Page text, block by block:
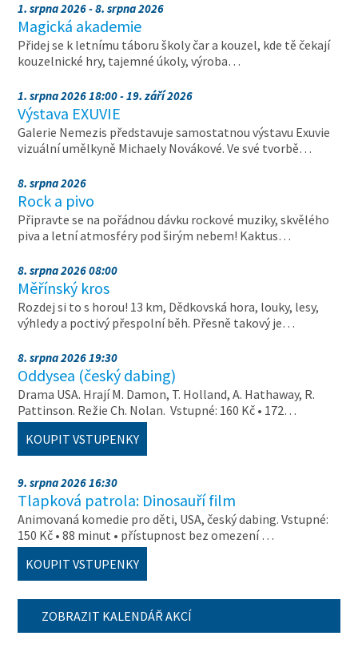
1. srpna 2026 - 8. srpna 2026
Magická akademie
Přidej se k letnímu táboru školy čar a kouzel, kde tě čekají
kouzelnické hry, tajemné úkoly, výroba…
1. srpna 2026 18:00 - 19. září 2026
Výstava EXUVIE
Galerie Nemezis představuje samostatnou výstavu Exuvie
vizuální umělkyně Michaely Novákové. Ve své tvorbě…
8. srpna 2026
Rock a pivo
Připravte se na pořádnou dávku rockové muziky, skvělého
piva a letní atmosféry pod širým nebem! Kaktus…
8. srpna 2026 08:00
Měřínský kros
Rozdej si to s horou! 13 km, Dědkovská hora, louky, lesy,
výhledy a poctivý přespolní běh. Přesně takový je…
8. srpna 2026 19:30
Oddysea (český dabing)
Drama USA. Hrají M. Damon, T. Holland, A. Hathaway, R.
Pattinson. Režie Ch. Nolan. Vstupné: 160 Kč • 172…
KOUPIT VSTUPENKY
9. srpna 2026 16:30
Tlapková patrola: Dinosauří film
Animovaná komedie pro děti, USA, český dabing. Vstupné:
150 Kč • 88 minut • přístupnost bez omezení …
KOUPIT VSTUPENKY
ZOBRAZIT KALENDÁŘ AKCÍ